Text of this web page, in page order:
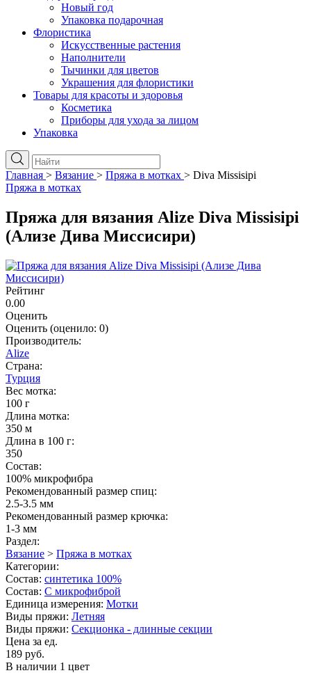
Новый год
Упаковка подарочная
Флористика
Искусственные растения
Наполнители
Тычинки для цветов
Украшения для флористики
Товары для красоты и здоровья
Косметика
Приборы для ухода за лицом
Упаковка
Главная > Вязание > Пряжа в мотках > Diva Missisipi
Пряжа в мотках
Пряжа для вязания Alize Diva Missisipi
(Ализе Дива Миссисири)
Рейтинг
0.00
Оценить
Оценить (оценило: 0)
Производитель:
Alize
Страна:
Турция
Вес мотка:
100 г
Длина мотка:
350 м
Длина в 100 г:
350
Состав:
100% микрофибра
Рекомендованный размер спиц:
2.5-3.5 мм
Рекомендованный размер крючка:
1-3 мм
Раздел:
Вязание > Пряжа в мотках
Категории:
Состав: синтетика 100%
Состав: С микрофиброй
Единица измерения: Мотки
Виды пряжи: Летняя
Виды пряжи: Секционка - длинные секции
Цена за ед.
189 руб.
В наличии 1 цвет